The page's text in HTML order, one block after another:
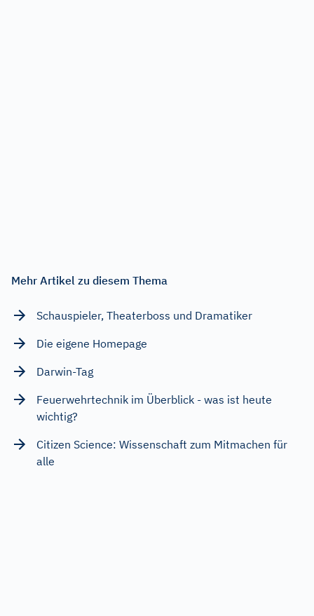
Mehr Artikel zu diesem Thema
Schauspieler, Theaterboss und Dramatiker
Die eigene Homepage
Darwin-Tag
Feuerwehrtechnik im Überblick - was ist heute
wichtig?
Citizen Science: Wissenschaft zum Mitmachen für
alle